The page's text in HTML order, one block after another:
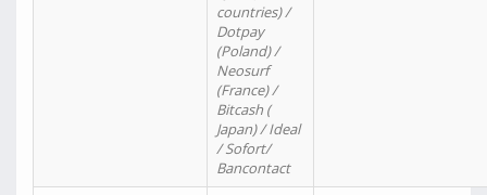
countries) /
Dotpay
(Poland) /
Neosurf
(France) /
Bitcash (
Japan) / Ideal
/ Sofort/
Bancontact